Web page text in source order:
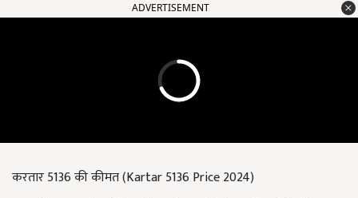
ADVERTISEMENT
करतार 5136 की कीमत (Kartar 5136 Price 2024)